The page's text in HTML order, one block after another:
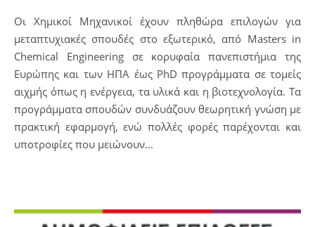
Οι Χημικοί Μηχανικοί έχουν πληθώρα επιλογών για
μεταπτυχιακές σπουδές στο εξωτερικό, από Masters in
Chemical Engineering σε κορυφαία πανεπιστήμια της
Ευρώπης και των ΗΠΑ έως PhD προγράμματα σε τομείς
αιχμής όπως η ενέργεια, τα υλικά και η βιοτεχνολογία. Τα
προγράμματα σπουδών συνδυάζουν θεωρητική γνώση με
πρακτική εφαρμογή, ενώ πολλές φορές παρέχονται και
υποτροφίες που μειώνουν...